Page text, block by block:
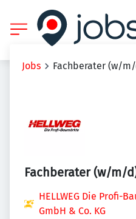
Jobs Fachberater (w/
Fachberater (w/m/
HELLWEG Die Profi-
GmbH & Co. KG